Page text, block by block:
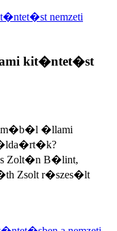
kit�ntet�st
�llami
Zolt�n B�lint,
Zsolt r�szes�lt